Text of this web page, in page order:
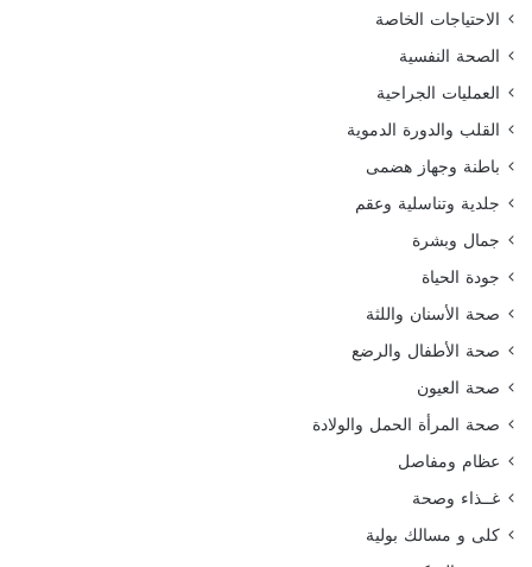
الاحتياجات الخاصة
الصحة النفسية
العمليات الجراحية
القلب والدورة الدموية
باطنة وجهاز هضمى
جلدية وتناسلية وعقم
جمال وبشرة
جودة الحياة
صحة الأسنان واللثة
صحة الأطفال والرضع
صحة العيون
صحة المرأة الحمل والولادة
عظام ومفاصل
غــذاء وصحة
كلى و مسالك بولية